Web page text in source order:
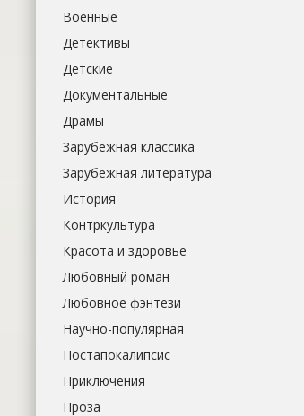
Военные
Детективы
Детские
Документальные
Драмы
Зарубежная классика
Зарубежная литература
История
Контркультура
Красота и здоровье
Любовный роман
Любовное фэнтези
Научно-популярная
Постапокалипсис
Приключения
Проза